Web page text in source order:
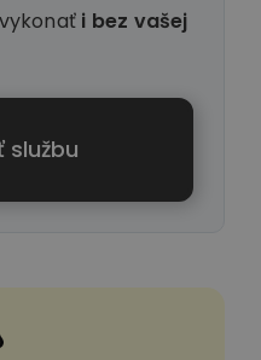
i bez vašej
službu